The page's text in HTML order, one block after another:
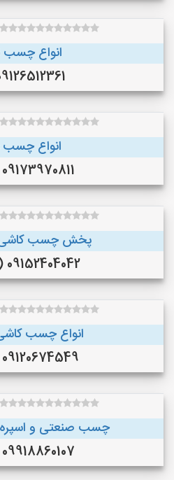
انواع چسب
09126512361
انواع چسب
09173970811 (شیراز )
پخش چسب کاشی
09152404042 (زاهدان )
انواع چسب
09120674549 (زنجان )
چسب صنعتی و
09918860107 (اهواز )